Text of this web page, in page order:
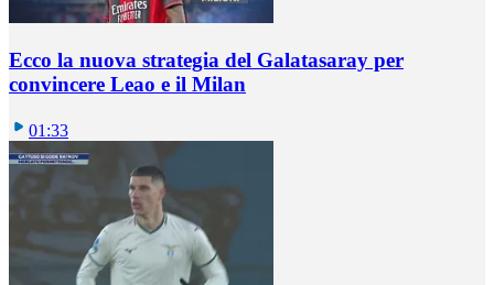
Ecco la nuova strategia del Galatasaray per
convincere Leao e il Milan
01:33